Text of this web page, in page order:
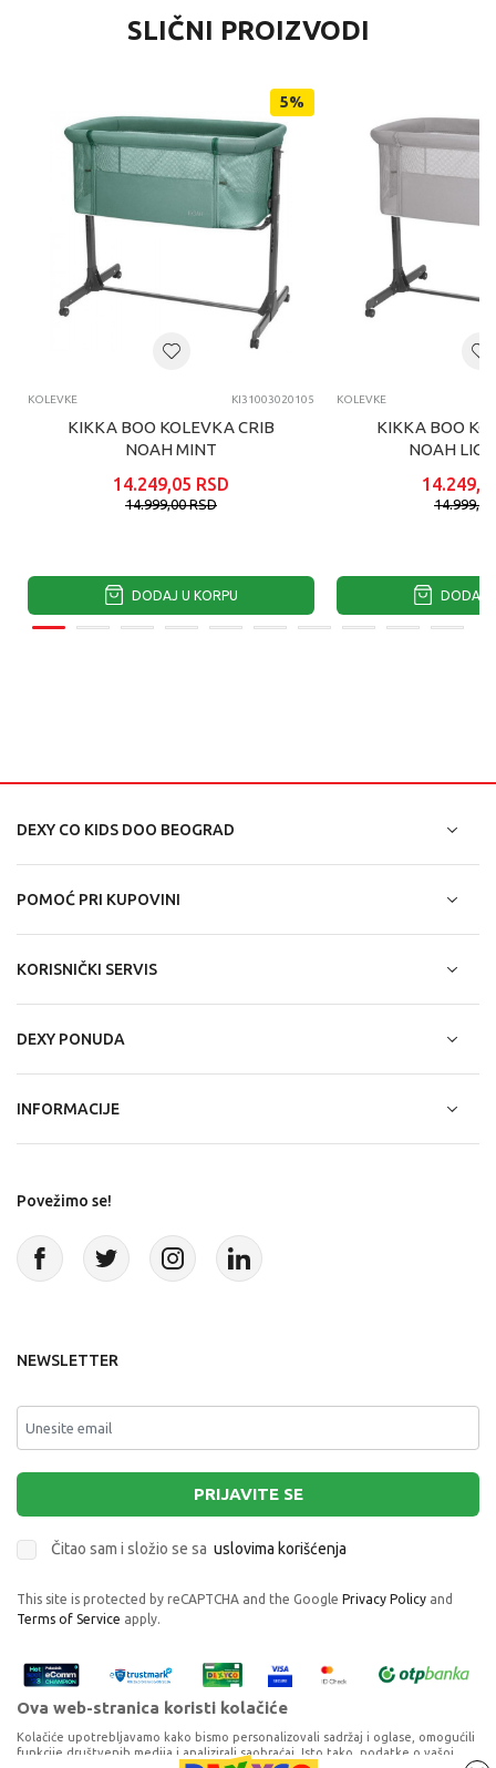
SLIČNI PROIZVODI
5%
KOLEVKE KI31003020105
KIKKA BOO KOLEVKA CRIB
NOAH MINT
14.249,05 RSD
14.999,00RSD
DODAJ U KORPU
KOLEVKE
KIKKA BOO
NOAH
DODAJ
DEXY CO KIDS DOO BEOGRAD
POMOĆ PRI KUPOVINI
KORISNIČKI SERVIS
DEXY PONUDA
INFORMACIJE
Povežimo se!
NEWSLETTER
PRIJAVITE SE
Čitao sam i složio se sa uslovima korišćenja
This site is protected by reCAPTCHA and the Google Privacy Policy and
Terms of Service apply.
Ova web-stranica koristi kolačiće
Kolačiće upotrebljavamo kako bismo personalizovali sadržaj i oglase, omogućili
funkcije društvenih medija i analizirali saobraćaj. Isto tako, podatke o vašoj